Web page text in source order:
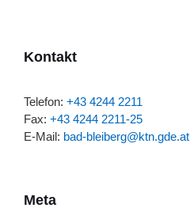
Kontakt
Telefon: +43 4244 2211
Fax: +43 4244 2211-25
E-Mail: bad-bleiberg@ktn.gde.at
Meta